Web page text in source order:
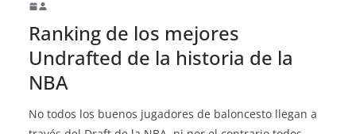
Ranking de los mejores
Undrafted de la historia de la
NBA
No todos los buenos jugadores de baloncesto llegan a